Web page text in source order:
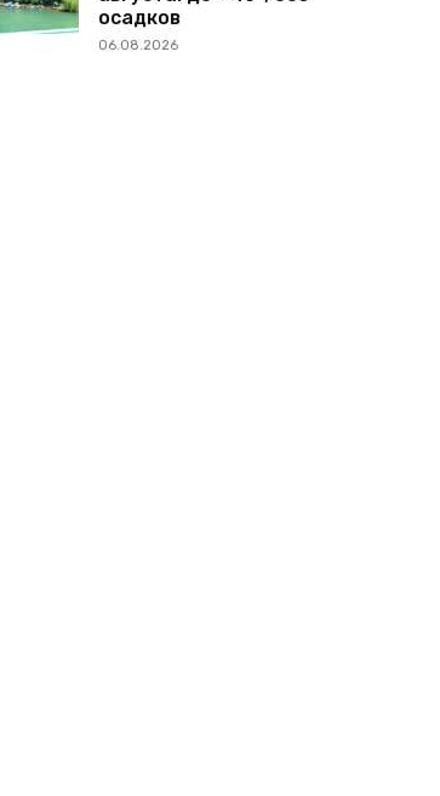
осадков
06.08.2026